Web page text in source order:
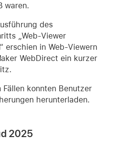
waren.
des
„Web-Viewer
erschien in Web-Viewern
WebDirect ein kurzer
Fällen konnten Benutzer
herunterladen.
2025